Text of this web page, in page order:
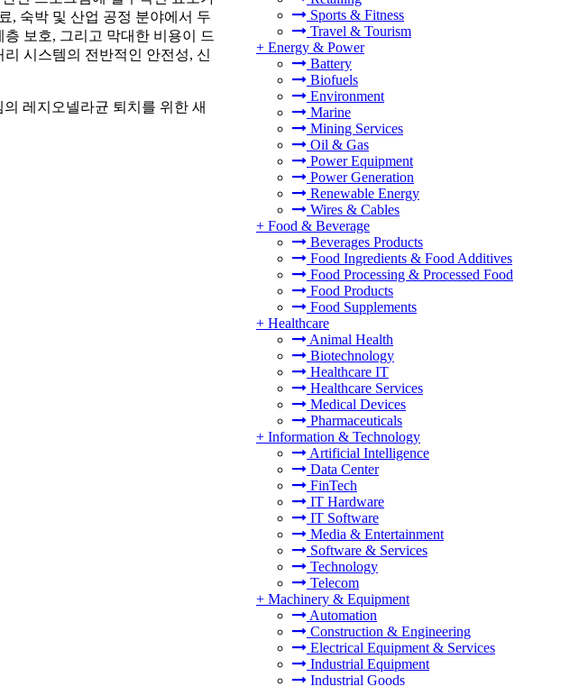
Sports & Fitness
Travel & Tourism
+ Energy & Power
Battery
Biofuels
Environment
Marine
Mining Services
Oil & Gas
Power Equipment
Power Generation
Renewable Energy
Wires & Cables
+ Food & Beverage
Beverages Products
Food Ingredients & Food Additives
Food Processing & Processed Food
Food Products
Food Supplements
+ Healthcare
Animal Health
Biotechnology
Healthcare IT
Healthcare Services
Medical Devices
Pharmaceuticals
+ Information & Technology
Artificial Intelligence
Data Center
FinTech
IT Hardware
IT Software
Media & Entertainment
Software & Services
Technology
Telecom
+ Machinery & Equipment
Automation
Construction & Engineering
Electrical Equipment & Services
Industrial Equipment
Industrial Goods
, 숙박 및 산업 공정 분야에서 두
보호, 그리고 막대한 비용이 드
시스템의 전반적인 안전성, 신
레지오넬라균 퇴치를 위한 새